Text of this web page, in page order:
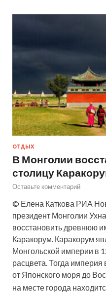
ОТДЫХ
В Монголии
столицу
Оставьте комментарий
© Елена Каткова РИА
президент Монголии
восстановить древнюю
Каракорум. Каракорум
Монгольской империи в
расцвета. Тогда
от Японского моря до
на месте города